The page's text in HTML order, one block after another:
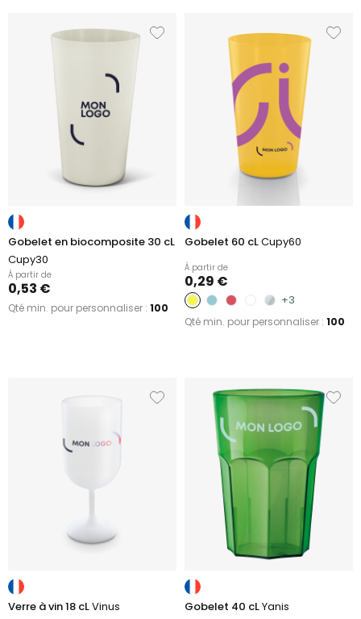
Gobelet en biocomposite 30 cL
Cupy30
À partir de
0,53 €
Qté min. pour personnaliser : 100
Gobelet 60 cLCupy60
À partir de
0,29 €
+3
Qté min. pour personnaliser : 100
Verre à vin 18 cLVinus Gobelet 40 cLYanis